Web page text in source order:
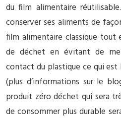
du film alimentaire
conserver ses aliments de
film alimentaire classique tout
de déchet en évitant de
contact du plastique ce qui
(plus d’informations sur le
produit zéro déchet qui sera
de consommer plus durable